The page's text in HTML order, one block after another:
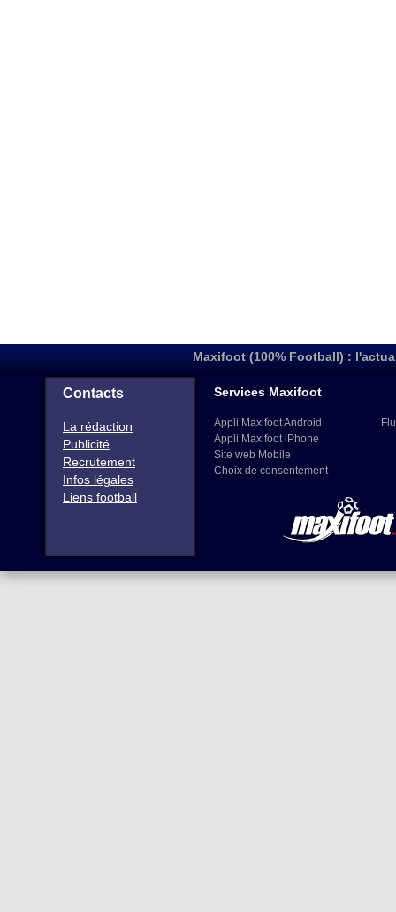
Maxifoot (100% Football) :
Contacts
La rédaction
Publicité
Recrutement
Infos légales
Liens football
Services Maxifoot
Appli Maxifoot Android
Appli Maxifoot iPhone
Site web Mobile
Choix de consentement